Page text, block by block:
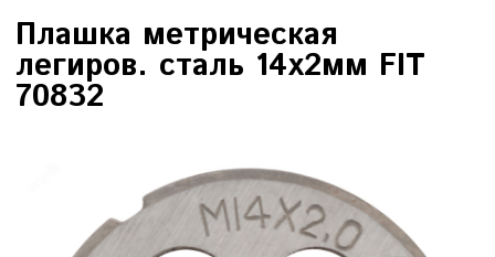
Плашка метрическая
легиров. сталь 14х2мм FIT
70832